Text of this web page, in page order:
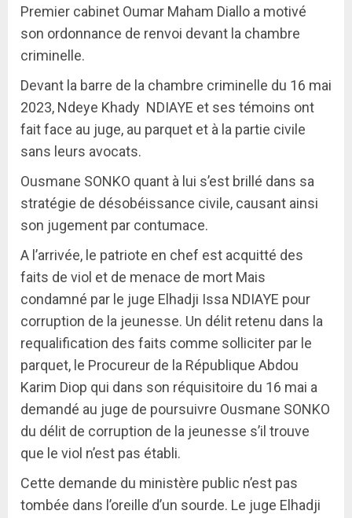
Premier cabinet Oumar Maham Diallo a motivé
son ordonnance de renvoi devant la chambre
criminelle.
Devant la barre de la chambre criminelle du 16 mai
2023, Ndeye Khady NDIAYE et ses témoins ont
fait face au juge, au parquet et à la partie civile
sans leurs avocats.
Ousmane SONKO quant à lui s’est brillé dans sa
stratégie de désobéissance civile, causant ainsi
son jugement par contumace.
A l’arrivée, le patriote en chef est acquitté des
faits de viol et de menace de mort Mais
condamné par le juge Elhadji Issa NDIAYE pour
corruption de la jeunesse. Un délit retenu dans la
requalification des faits comme solliciter par le
parquet, le Procureur de la République Abdou
Karim Diop qui dans son réquisitoire du 16 mai a
demandé au juge de poursuivre Ousmane SONKO
du délit de corruption de la jeunesse s’il trouve
que le viol n’est pas établi.
Cette demande du ministère public n’est pas
tombée dans l’oreille d’un sourde. Le juge Elhadji